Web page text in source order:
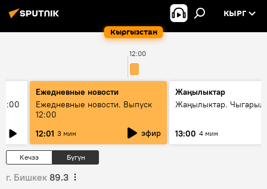
Кыргызстан
КЫРГ
12:00
Ежедневные новости
Ежедневные новости. Выпуск
12:00
12:01 3 мин эфир
Жаңылыктар
Жаңылыктар.
13:00 4 мин
Кечээ Бүгүн
г. Бишкек 89.3